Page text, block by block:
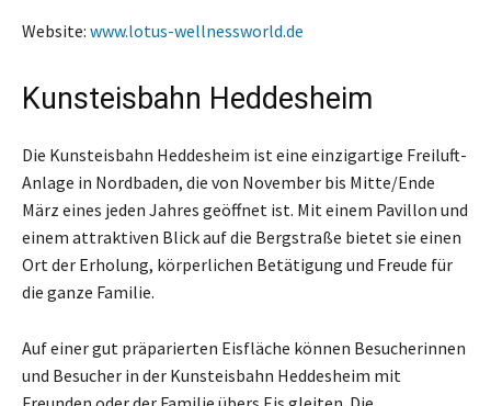
Website: www.lotus-wellnessworld.de
Kunsteisbahn Heddesheim
Die Kunsteisbahn Heddesheim ist eine einzigartige Freiluft-
Anlage in Nordbaden, die von November bis Mitte/Ende
März eines jeden Jahres geöffnet ist. Mit einem Pavillon und
einem attraktiven Blick auf die Bergstraße bietet sie einen
Ort der Erholung, körperlichen Betätigung und Freude für
die ganze Familie.
Auf einer gut präparierten Eisfläche können Besucherinnen
und Besucher in der Kunsteisbahn Heddesheim mit